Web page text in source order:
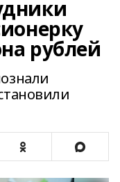
рублей